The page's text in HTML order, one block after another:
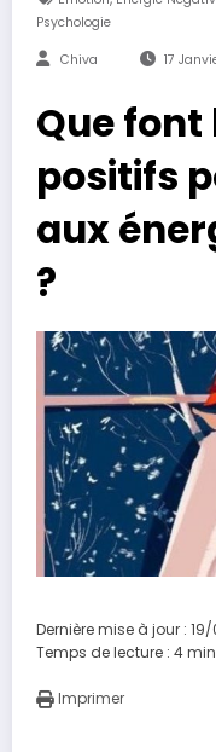
Psychologie
Chiva 17
Que font
positifs
aux
?
Dernière mise à jour : 19/
Temps de lecture : 4
Imprimer